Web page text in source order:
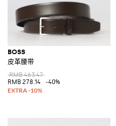
BOSS
皮革腰带
RMB 463.47
RMB 278.14
-40%